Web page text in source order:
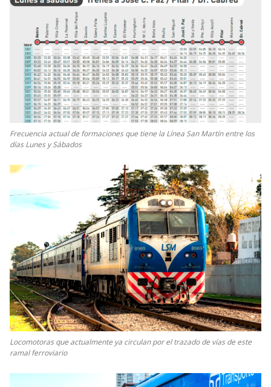
Frecuencia actual de formaciones que tiene la Línea San Martín entre los
días Lunes y Sábados
Locomotoras que actualmente ya circulan por el trazado de vías de este
ramal ferroviario